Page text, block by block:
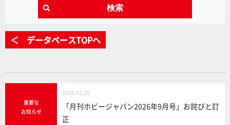
検索
＜ データベースTOPへ
重要な
お知らせ
2026.07.25
「月刊ホビージャパン2026年9月号」お詫びと訂
正